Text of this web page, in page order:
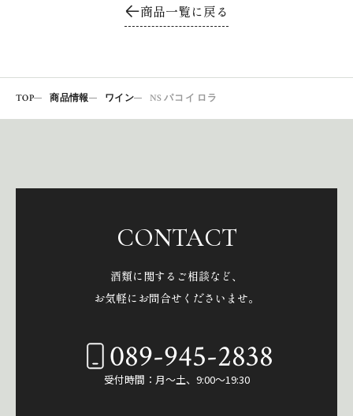
商品一覧に戻る
TOP 商品情報 ワイン NS パコ イ ロラ
CONTACT
酒類に関するご相談など、
お気軽にお問合せくださいませ。
089-945-2838
受付時間：月～土、9:00～19:30